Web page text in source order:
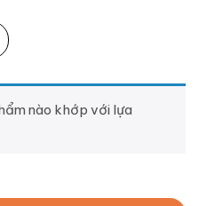
nào khớp với lựa